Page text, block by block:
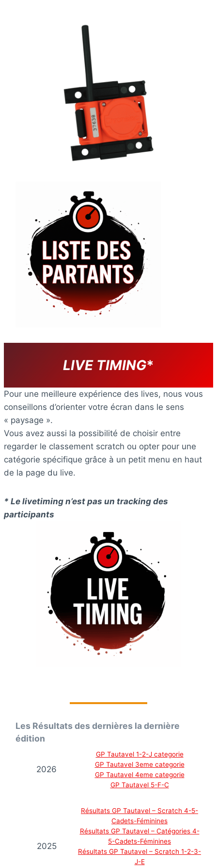
LIVE TIMING*
Pour une meilleure expérience des lives, nous vous
conseillons d’orienter votre écran dans le sens
« paysage ».
Vous avez aussi la possibilité de choisir entre
regarder le classement scratch ou opter pour une
catégorie spécifique grâce à un petit menu en haut
de la page du live.
* Le livetiming n’est pas un tracking des
participants
Les Résultats des dernières la dernière
édition
2026
GP Tautavel 1-2-J categorie
GP Tautavel 3eme categorie
GP Tautavel 4eme categorie
GP Tautavel 5-F-C
2025
Résultats GP Tautavel – Scratch 4-5-
Cadets-Féminines
Résultats GP Tautavel – Catégories 4-
5-Cadets-Féminines
Résultats GP Tautavel – Scratch 1-2-3-
J-E